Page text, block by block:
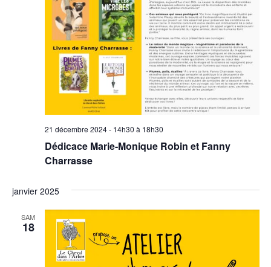
Dédicace Marie-Monique Robin et Fanny
Charrasse
21 décembre 2024 - 14h30 à 18h30
janvier 2025
SAM
18